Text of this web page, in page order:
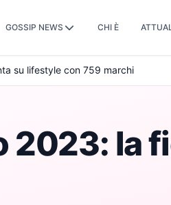
GOSSIP NEWS CHI È
su lifestyle con 759 marchi
2023: la